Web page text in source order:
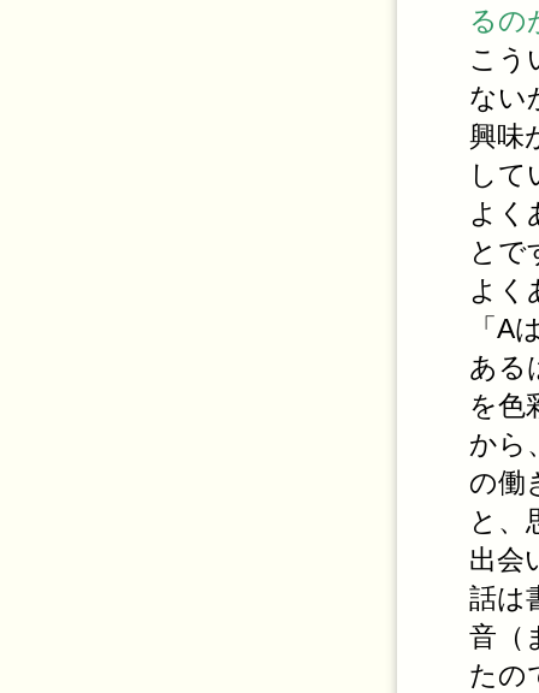
るの
こう
ない
興味
して
よく
とで
よく
「A
ある
を色
から
の働
と、
出会
話は
音（
たの